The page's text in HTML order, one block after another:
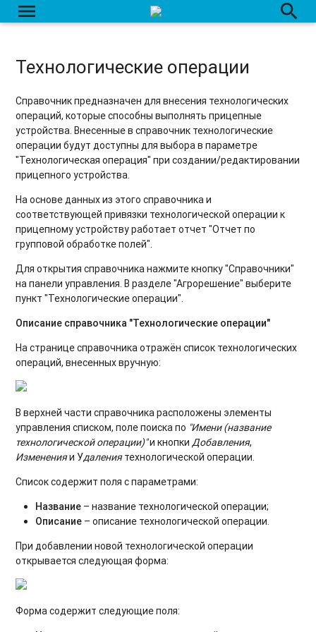
menu
Конструктор отчетов: Шаблоны
search
Технологические операции
Справочник предназначен для внесения технологических
операций, которые способны выполнять прицепные
устройства. Внесенные в справочник технологические
операции будут доступны для выбора в параметре
"Технологическая операция" при создании/редактировании
прицепного устройства.
На основе данных из этого справочника и
соответствующей привязки технологической операции к
прицепному устройству работает отчет "Отчет по
групповой обработке полей".
Для открытия справочника нажмите кнопку "Справочники"
на панели управления. В разделе "Агрорешение" выберите
пункт "Технологические операции".
Описание справочника "Технологические операции"
На странице справочника отражён список технологических
операций, внесенных вручную:
В верхней части справочника расположены элементы
управления списком, поле поиска по "Имени (название
технологической операции)"и кнопки Добавления,
Измененияи Удалениятехнологической операции.
Список содержит поля с параметрами:
Название – название технологической операции;
Описание – описание технологической операции.
При добавлении новой технологической операции
открывается следующая форма:
Форма содержит следующие поля: